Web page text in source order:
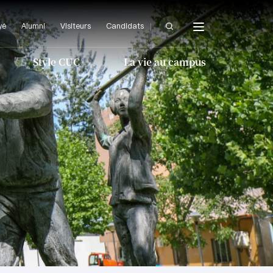
User Visiteurs Candidats
Style CUC La vie au campus
Arts et culture
Athlétisme et fitness
Logement et
restauration
Santé et bien-être
Style étudiant
Alumni Visiteurs Candidats
de base
Instituts et centres
Journaux
et la Chine
Style CUC La vie au campus
et fitness
Logement et restauration
étudiant